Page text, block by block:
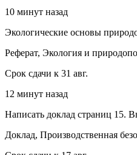
10 минут назад
Экологические основы
Реферат, Экология и
Срок сдачи к 31 авг.
12 минут назад
Написать доклад страниц 15.
Доклад, Производственная